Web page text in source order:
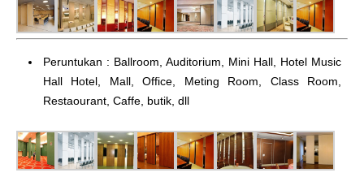
Peruntukan : Ballroom, Auditorium, Mini Hall, Hotel Music
Hall Hotel, Mall, Office, Meting Room, Class Room,
Restaourant, Caffe, butik, dll